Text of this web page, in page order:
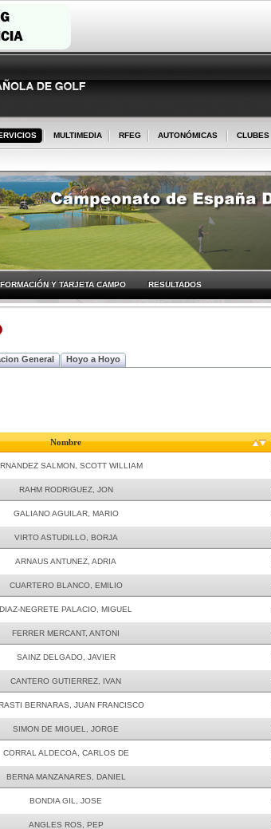
MULTIMEDIA RFEG AUTONÓMICAS CLUBES
Y TARJETA CAMPO RESULTADOS
General Hoyo a Hoyo
Nombre
SALMON, SCOTT WILLIAM
RAHM RODRIGUEZ, JON
GALIANO AGUILAR, MARIO
VIRTO ASTUDILLO, BORJA
ARNAUS ANTUNEZ, ADRIA
CUARTERO BLANCO, EMILIO
DIAZ-NEGRETE PALACIO, MIGUEL
FERRER MERCANT, ANTONI
SAINZ DELGADO, JAVIER
CANTERO GUTIERREZ, IVAN
BERNARAS, JUAN FRANCISCO
SIMON DE MIGUEL, JORGE
CORRAL ALDECOA, CARLOS DE
BERNA MANZANARES, DANIEL
BONDIA GIL, JOSE
ANGLES ROS, PEP